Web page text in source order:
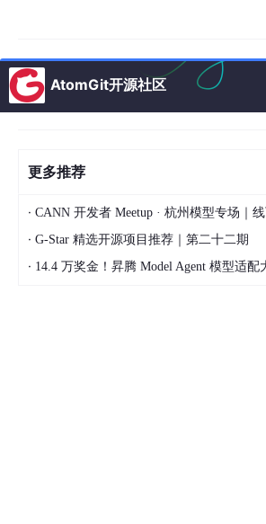
后面我会继续写这个系列。
AtomGit开源社区
更多推荐
· CANN 开发者 Meetup · 杭州模型专场｜线下技术
· G-Star 精选开源项目推荐｜第二十二期
· 14.4 万奖金！昇腾 Model Agent 模型适配大赛